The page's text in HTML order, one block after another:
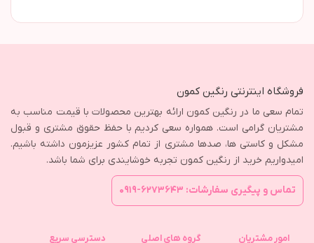
فروشگاه اینترنتی رنگین کمون
تمام سعی ما در رنگین کمون ارائه بهترین محصولات با قیمت مناسب به
مشتریان گرامی است. همواره سعی کردیم با حفظ حقوق مشتری و قبول
مشکل و کاستی ها، صدها مشتری از تمام کشور عزیزمون داشته باشیم.
امیدواریم خرید از رنگین کمون تجربه خوشایندی برای شما باشد.
تماس و پیگیری سفارشات: ۶۲۷۳۶۴۳-۰۹۱۹
امور مشتریان گروه های اصلی دسترسی سریع